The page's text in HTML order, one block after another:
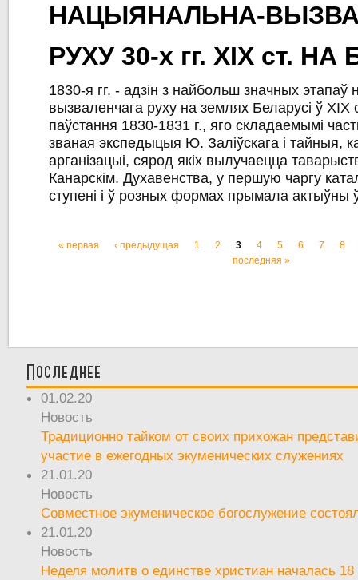
НАЦЫЯНАЛЬНА-
РУХУ 30-х гг. ХІХ ст. НА
1830-я гг. - адзін з найбольш значных этапаў
вызваленчага руху на землях Беларусі ў ХІХ
паўстання 1830-1831 г., яго складаемымі
званая экспедыцыя Ю. Заліўскага і тайныя,
арганізацыі, сярод якіх вылучаецца
Канарскім. Духавенства, у першую чаргу
ступені і ў розных формах прымала актыўны
Страницы
« первая ‹ предыдущая 1 2 3 4 5 6 7
8
последняя »
Последнее
01.02.20
Новость
Традиционно тайком от своих прихожан
участие в ежегодных экуменических служениях
21.01.20
Новость
Совместное экуменическое богослужение
21.01.20
Новость
Неделя молитв о единстве христиан началась 18